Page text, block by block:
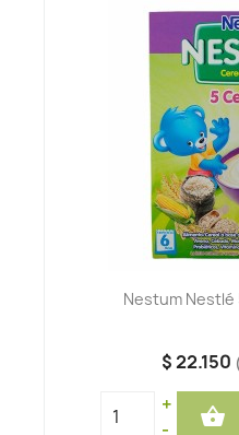
Nestum
$ 22.150
+
-
